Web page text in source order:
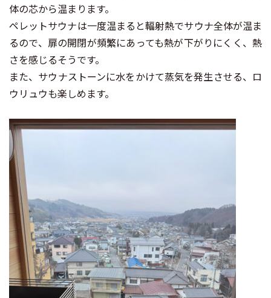
体の芯から温まります。
ペレットサウナは一度温まると輻射熱でサウナ全体が温ま
るので、扉の開閉が頻繁にあっても熱が下がりにくく、熱
さを感じるそうです。
また、サウナストーンに水をかけて蒸気を発生させる、ロ
ウリュウも楽しめます。